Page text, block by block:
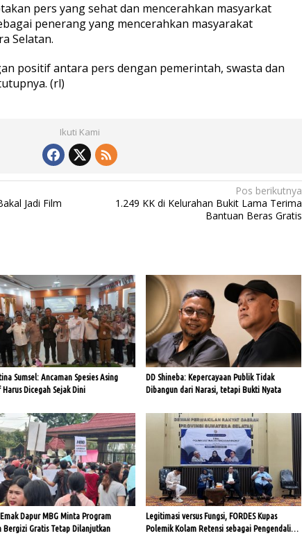
pers yang sehat dan mencerahkan masyarkat
penerang yang mencerahkan masyarakat
Selatan.
positif antara pers dengan pemerintah, swasta dan
(rl)
Ikuti Kami
Jadi Film
Pos berikutnya
1.249 KK di Kelurahan Bukit Lama Terima
Bantuan Beras Gratis
Sumsel: Ancaman Spesies Asing
Harus Dicegah Sejak Dini
DD Shineba: Kepercayaan Publik Tidak
Dibangun dari Narasi, tetapi Bukti Nyata
Dapur MBG Minta Program
Bergizi Gratis Tetap Dilanjutkan
Legitimasi versus Fungsi, FORDES Kupas
Polemik Kolam Retensi sebagai Pengendali